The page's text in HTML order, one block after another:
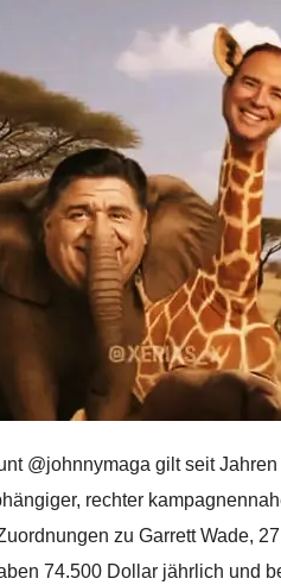
@johnnymaga gilt seit
rechter
zu Garrett Wade,
74.500 Dollar jährlich und